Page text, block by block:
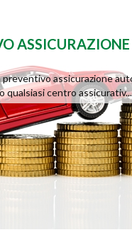
ASSICURAZIONE
assicurazione
qualsiasi centro assicurativ...